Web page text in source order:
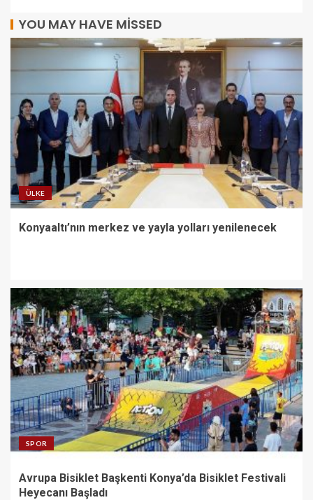
YOU MAY HAVE MISSED
ÜLKE
Konyaaltı’nın merkez ve yayla yolları yenilenecek
SPOR
Avrupa Bisiklet Başkenti Konya’da Bisiklet Festivali
Heyecanı Başladı